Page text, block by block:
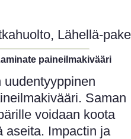
Lähellä-
paineilmakivääri
Saman
voidaan koota
aseita. Impactin ja